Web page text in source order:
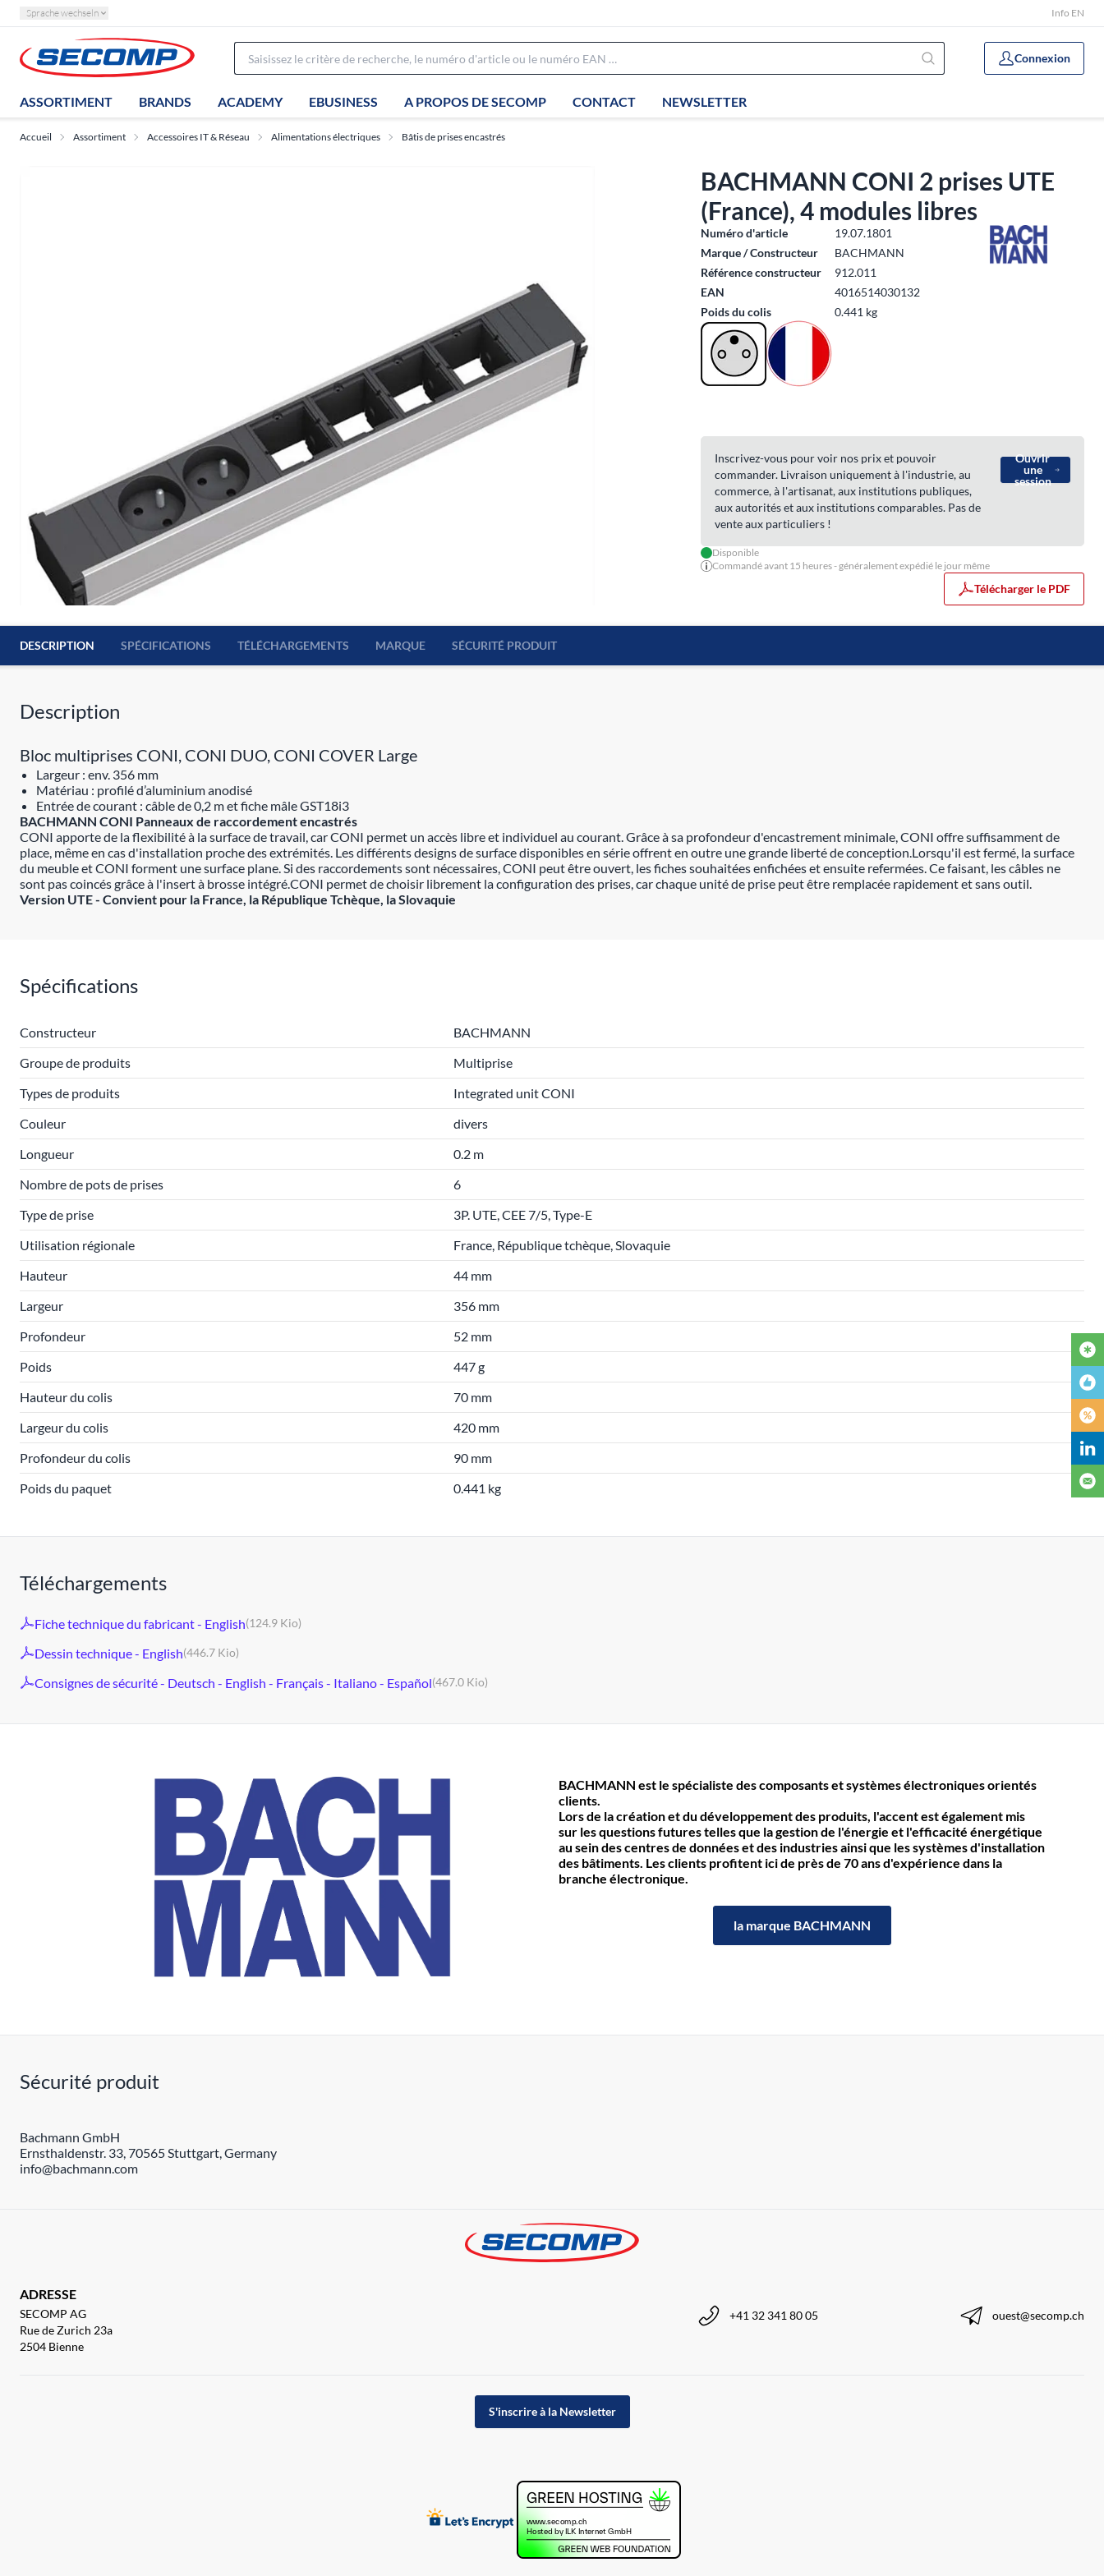
Sprache wechseln Info EN
Connexion
ASSORTIMENT BRANDS ACADEMY EBUSINESS A PROPOS DE SECOMP CONTACT NEWSLETTER
Accueil Assortiment Accessoires IT & Réseau Alimentations électriques Bâtis de prises encastrés
BACHMANN CONI 2 prises UTE
(France), 4 modules libres
Numéro d'article
19.07.1801
Marque / Constructeur
BACHMANN
Référence constructeur
912.011
EAN
4016514030132
Poids du colis
0.441 kg
Inscrivez-vous pour voir nos prix et pouvoir
commander. Livraison uniquement à l'industrie, au
commerce, à l'artisanat, aux institutions publiques,
aux autorités et aux institutions comparables. Pas de
vente aux particuliers !
Ouvrir
une
session
Disponible
Commandé avant 15 heures - généralement expédié le jour même
Télécharger le PDF
DESCRIPTION SPÉCIFICATIONS TÉLÉCHARGEMENTS MARQUE SÉCURITÉ PRODUIT
Description
Bloc multiprises CONI, CONI DUO, CONI COVER Large
Largeur : env. 356 mm
Matériau : profilé d’aluminium anodisé
Entrée de courant : câble de 0,2 m et fiche mâle GST18i3
BACHMANN CONI Panneaux de raccordement encastrés
CONI apporte de la flexibilité à la surface de travail, car CONI permet un accès libre et individuel au courant. Grâce à sa profondeur d'encastrement minimale, CONI offre suffisamment de
place, même en cas d'installation proche des extrémités. Les différents designs de surface disponibles en série offrent en outre une grande liberté de conception.Lorsqu'il est fermé, la surface
du meuble et CONI forment une surface plane. Si des raccordements sont nécessaires, CONI peut être ouvert, les fiches souhaitées enfichées et ensuite refermées. Ce faisant, les câbles ne
sont pas coincés grâce à l'insert à brosse intégré.CONI permet de choisir librement la configuration des prises, car chaque unité de prise peut être remplacée rapidement et sans outil.
Version UTE - Convient pour la France, la République Tchèque, la Slovaquie
Spécifications
Constructeur
BACHMANN
Groupe de produits
Multiprise
Types de produits
Integrated unit CONI
Couleur
divers
Longueur
0.2 m
Nombre de pots de prises
6
Type de prise
3P. UTE, CEE 7/5, Type-E
Utilisation régionale
France, République tchèque, Slovaquie
Hauteur
44 mm
Largeur
356 mm
Profondeur
52 mm
Poids
447 g
Hauteur du colis
70 mm
Largeur du colis
420 mm
Profondeur du colis
90 mm
Poids du paquet
0.441 kg
Téléchargements
Fiche technique du fabricant - English(124.9 Kio)
Dessin technique - English(446.7 Kio)
Consignes de sécurité - Deutsch - English - Français - Italiano - Español(467.0 Kio)
BACHMANN est le spécialiste des composants et systèmes électroniques orientés
clients.
Lors de la création et du développement des produits, l'accent est également mis
sur les questions futures telles que la gestion de l'énergie et l'efficacité énergétique
au sein des centres de données et des industries ainsi que les systèmes d'installation
des bâtiments. Les clients profitent ici de près de 70 ans d'expérience dans la
branche électronique.
la marque BACHMANN
Sécurité produit
Bachmann GmbH
Ernsthaldenstr. 33, 70565 Stuttgart, Germany
info@bachmann.com
ADRESSE
SECOMP AG
Rue de Zurich 23a
2504 Bienne
+41 32 341 80 05 ouest@secomp.ch
S'inscrire à la Newsletter